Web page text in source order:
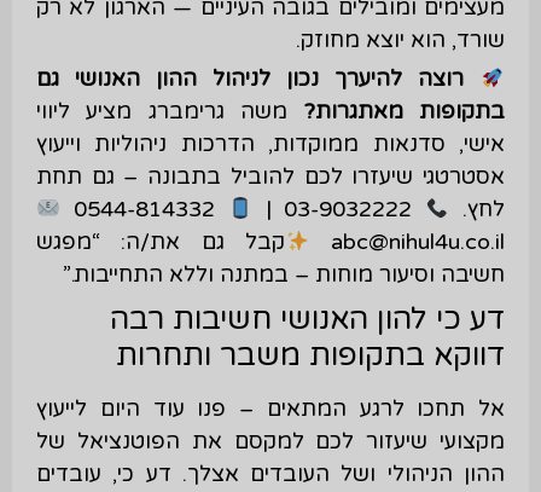
מעצימים ומובילים בגובה העיניים — הארגון לא רק
שורד, הוא יוצא מחוזק.
רוצה להיערך נכון לניהול ההון האנושי גם
בתקופות מאתגרות? משה גרימברג מציע ליווי
אישי, סדנאות ממוקדות, הדרכות ניהוליות וייעוץ
אסטרטגי שיעזרו לכם להוביל בתבונה – גם תחת
לחץ.
abc@nihul4u.co.il
קבל גם את/ה: “מפגש
חשיבה וסיעור מוחות – במתנה וללא התחייבות.”
דע כי להון האנושי חשיבות רבה
דווקא בתקופות משבר ותחרות
אל תחכו לרגע המתאים – פנו עוד היום לייעוץ
מקצועי שיעזור לכם למקסם את הפוטנציאל של
ההון הניהולי ושל העובדים אצלך. דע כי, עובדים